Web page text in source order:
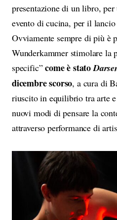
presentazione di un libro,
evento di cucina, per il
Ovviamente sempre di più è
Wunderkammer stimolare la
specific”come è stato
dicembre scorso, a cura di
riuscito in equilibrio tra arte
nuovi modi di pensare la
attraverso performance di